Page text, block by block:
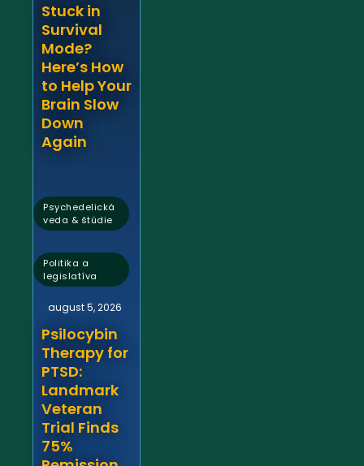
Stuck in
Survival
Mode?
Here’s How
to Help Your
Brain Slow
Down
Again
Psychedelická
veda & štúdie
,
Politika a
legislatíva
august 5, 2026
Psilocybin
Therapy for
PTSD:
Landmark
Veteran
Trial Finds
75%